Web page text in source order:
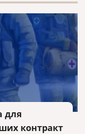
для
контракт